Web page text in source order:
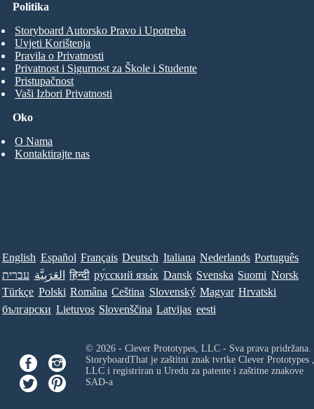
Oko
O Nama
Kontaktirajte nas
Politika
Storyboard Autorsko Pravo i Upotreba
Uvjeti Korištenja
Pravila o Privatnosti
Privatnost i Sigurnost za Škole i Studente
Pristupačnost
Vaši Izbori Privatnosti
English Español Français Deutsch Italiana Nederlands Português
עברית العَرَبِيَّة हिन्दी ру́сский язы́к Dansk Svenska Suomi Norsk
Türkçe Polski Româna Ceština Slovenský Magyar Hrvatski
български Lietuvos Slovenščina Latvijas eesti
© 2026 - Clever Prototypes, LLC - Sva prava pridržana.
StoryboardThat je zaštitni znak tvrtke Clever Prototypes ,
LLCi registriran u Uredu za patente i zaštitne znakove
SAD-a